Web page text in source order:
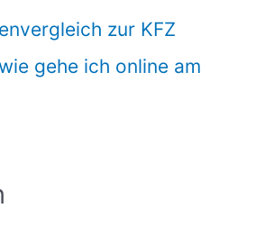
zur KFZ
gehe ich online am